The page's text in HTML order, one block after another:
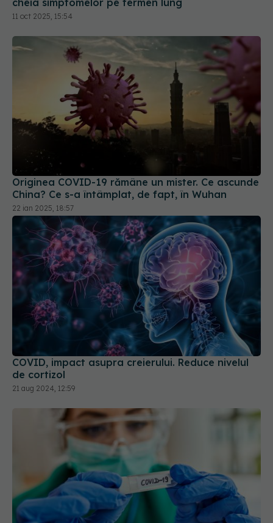
11 oct 2025, 15:54
Originea COVID-19 rămâne un mister. Ce ascunde
China? Ce s-a întâmplat, de fapt, în Wuhan
22 ian 2025, 18:57
COVID, impact asupra creierului. Reduce nivelul
de cortizol
21 aug 2024, 12:59